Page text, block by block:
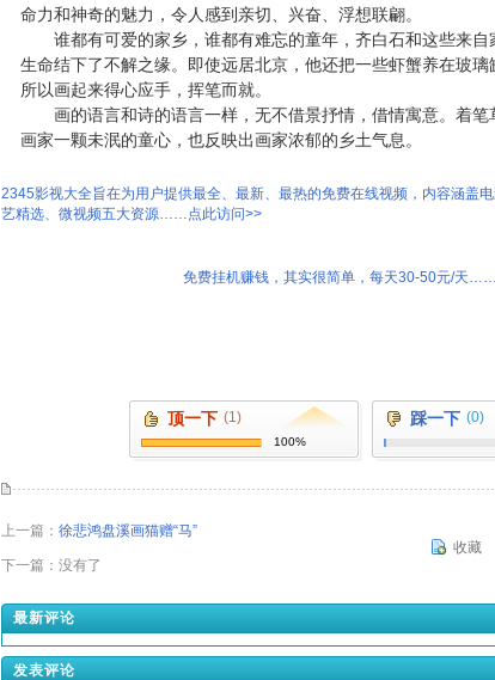
命力和神奇的魅力，令人感到亲切、兴奋、浮想联翩。
谁都有可爱的家乡，谁都有难忘的童年，齐白石和这些来自
生命结下了不解之缘。即使远居北京，他还把一些虾蟹养在玻璃
所以画起来得心应手，挥笔而就。
画的语言和诗的语言一样，无不借景抒情，借情寓意。着笔
画家一颗未泯的童心，也反映出画家浓郁的乡土气息。
2345影视大全旨在为用户提供最全、最新、最热的免费在线视频，内容涵盖
艺精选、微视频五大资源……点此访问>>
免费挂机赚钱，其实很简单，每天30-50元/天
顶一下 (1)
100%
踩一下 (0)
上一篇： 徐悲鸿盘溪画猫赠“马”
下一篇：没有了
收藏
最新评论
发表评论